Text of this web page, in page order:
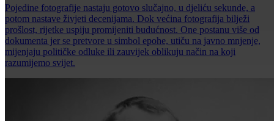
Pojedine fotografije nastaju gotovo slučajno, u djeliću sekunde, a
potom nastave živjeti decenijama. Dok većina fotografija bilježi
prošlost, rijetke uspiju promijeniti budućnost. One postanu više od
dokumenta jer se pretvore u simbol epohe, utiču na javno mnjenje,
mijenjaju političke odluke ili zauvijek oblikuju način na koji
razumijemo svijet.